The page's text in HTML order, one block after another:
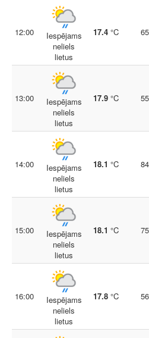
12:00
Iespējams
neliels
lietus
17.4 °C
13:00
Iespējams
neliels
lietus
17.9 °C
14:00
Iespējams
neliels
lietus
18.1 °C
15:00
Iespējams
neliels
lietus
18.1 °C
16:00
Iespējams
neliels
lietus
17.8 °C